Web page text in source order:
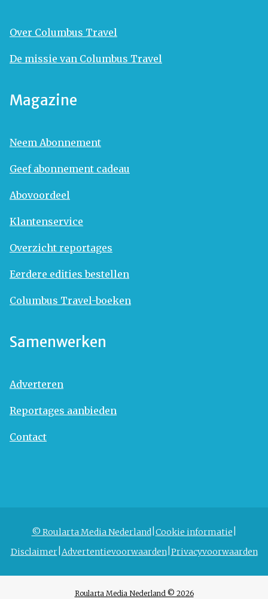
Over Columbus Travel
De missie van Columbus Travel
Magazine
Neem Abonnement
Geef abonnement cadeau
Abovoordeel
Klantenservice
Overzicht reportages
Eerdere edities bestellen
Columbus Travel-boeken
Samenwerken
Adverteren
Reportages aanbieden
Contact
© Roularta Media Nederland Cookie informatie
Disclaimer Advertentievoorwaarden Privacyvoorwaarden
Roularta Media Nederland © 2026